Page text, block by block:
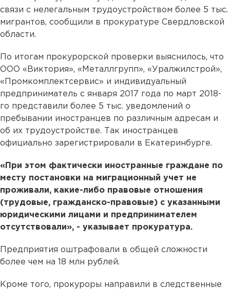
связи с нелегальным трудоустройством более 5 тыс.
мигрантов, сообщили в прокуратуре Свердловской
области.
По итогам прокурорской проверки выяснилось, что
ООО «Виктория», «Металлгрупп», «Уралжилстрой»,
«Промкомплектсервис» и индивидуальный
предприниматель с января 2017 года по март 2018-
го представили более 5 тыс. уведомлений о
пребывании иностранцев по различным адресам и
об их трудоустройстве. Так иностранцев
официально зарегистрировали в Екатеринбурге.
«При этом фактически иностранные граждане по
месту постановки на миграционный учет не
проживали, какие-либо правовые отношения
(трудовые, гражданско-правовые) с указанными
юридическими лицами и предпринимателем
отсутствовали», - указывает прокуратура.
Предприятия оштрафовали в общей сложности
более чем на 18 млн рублей.
Кроме того, прокуроры направили в следственные